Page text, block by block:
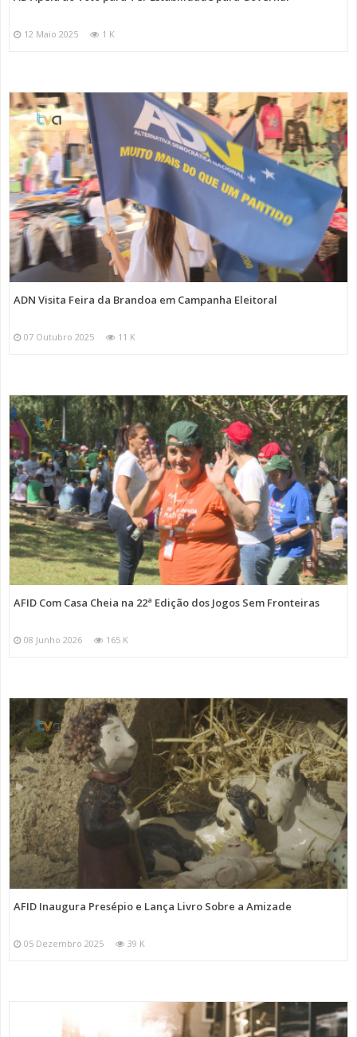
12 Maio 2025 1 K
ADN Visita Feira da Brandoa em Campanha Eleitoral
07 Outubro 2025 11 K
AFID Com Casa Cheia na 22ª Edição dos Jogos Sem Fronteiras
08 Junho 2026 165 K
AFID Inaugura Presépio e Lança Livro Sobre a Amizade
05 Dezembro 2025 39 K